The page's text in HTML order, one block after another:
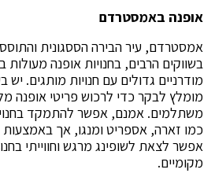
אופנה באמסטרדם
אמסטרדם, עיר הבירה הססגונית
בשווקים הרבים, בחנויות אופנה מעולות
מודרניים גדולים עם חנויות מותגים.
מומלץ לבקר כדי לרכוש פריטי אופנה
משתלמים. אמנם, אפשר להתמקד
כמו זארה, אספריט ומנגו, אך
אפשר לצאת לשופינג מרגש וחווייתי
מקומיים.